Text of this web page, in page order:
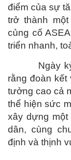
điểm của sự
trở thành
củng cố
triển nhanh,
Ngày kỷ
rằng đoàn
tưởng cao cả
thể hiện sức
xây dựng
dân, cùng
định và thịnh